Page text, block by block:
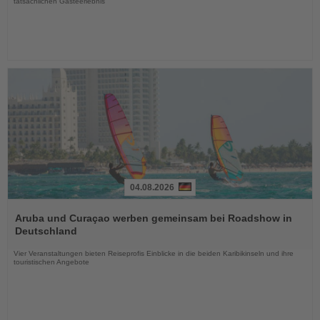
Sie
die
04.08.2026
Aruba und Curaçao werben gemeinsam bei Roadshow in
Deutschland
Vier Veranstaltungen bieten Reiseprofis Einblicke in die beiden Karibikinseln und ihre
touristischen Angebote